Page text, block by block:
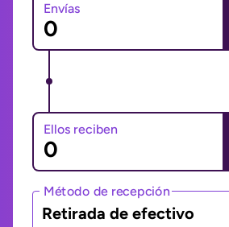
Envías
Ellos reciben
Método de recepción
Retirada de efectivo